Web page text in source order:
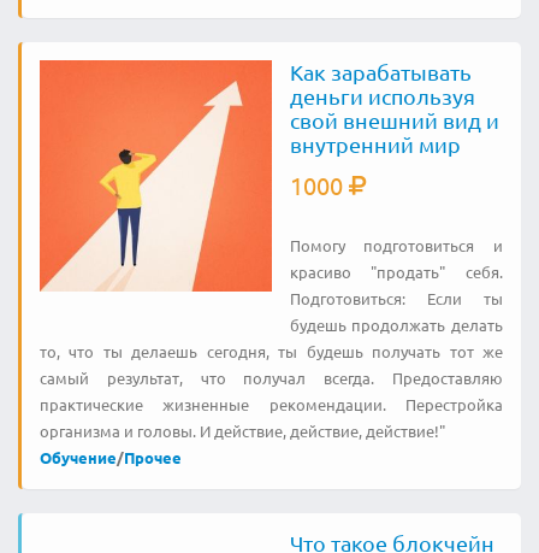
Как зарабатывать
деньги используя
свой внешний вид и
внутренний мир
1000
Помогу подготовиться и
красиво "продать" себя.
Подготовиться: Если ты
будешь продолжать делать
то, что ты делаешь сегодня, ты будешь получать тот же
самый результат, что получал всегда. Предоставляю
практические жизненные рекомендации. Перестройка
организма и головы. И действие, действие, действие!"
Обучение/Прочее
Что такое блокчейн